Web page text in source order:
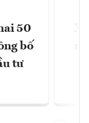
50
bố
tư